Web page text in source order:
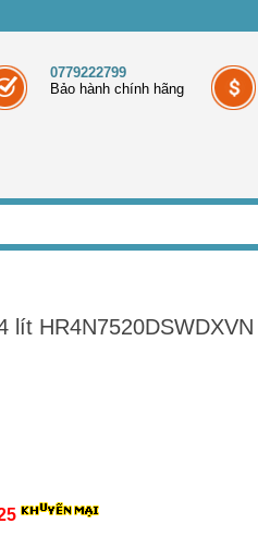
0779222799
Bảo hành chính hãng
lít HR4N7520DSWDXVN